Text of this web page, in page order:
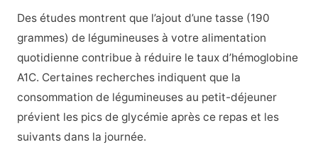
Des études montrent que l’ajout d’une tasse (190
grammes) de légumineuses à votre alimentation
quotidienne contribue à réduire le taux d’hémoglobine
A1C. Certaines recherches indiquent que la
consommation de légumineuses au petit-déjeuner
prévient les pics de glycémie après ce repas et les
suivants dans la journée.